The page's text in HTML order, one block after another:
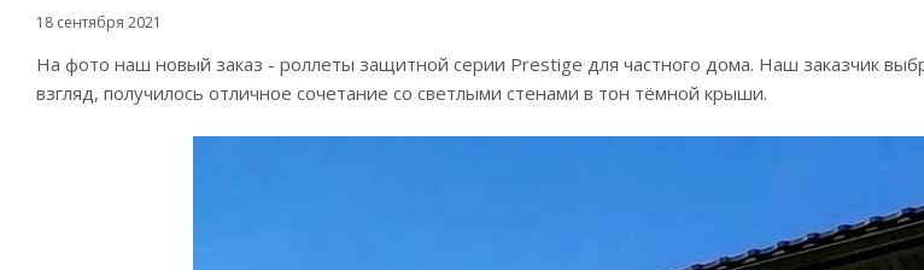
18 сентября 2021
На фото наш новый заказ - роллеты защитной серии Prestige для частного дома. Наш заказчик
взгляд, получилось отличное сочетание со светлыми стенами в тон тёмной крыши.